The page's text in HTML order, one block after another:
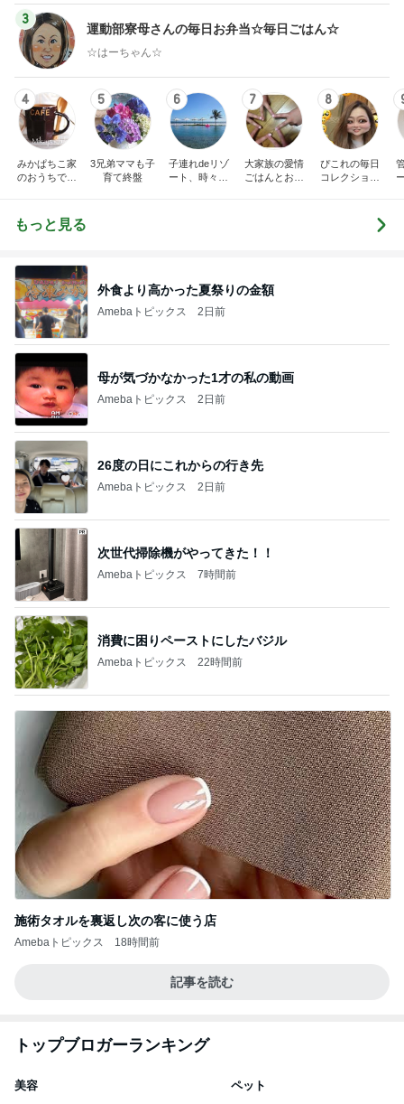
3
運動部寮母さんの毎日お弁当☆毎日ごはん☆
☆はーちゃん☆
4
みかぱちこ家
のおうちでご
5
3兄弟ママも子
育て終盤
6
子連れdeリゾ
ート、時々キ
7
大家族の愛情
ごはんとお弁
8
ぴこれの毎日
コレクション
もっと見る
外食より高かった夏祭りの金額
Amebaトピックス 2日前
母が気づかなかった1才の私の動画
Amebaトピックス 2日前
26度の日にこれからの行き先
Amebaトピックス 2日前
次世代掃除機がやってきた！！
Amebaトピックス 7時間前
消費に困りペーストにしたバジル
Amebaトピックス 22時間前
施術タオルを裏返し次の客に使う店
Amebaトピックス 18時間前
記事を読む
トップブロガーランキング
美容 ペット